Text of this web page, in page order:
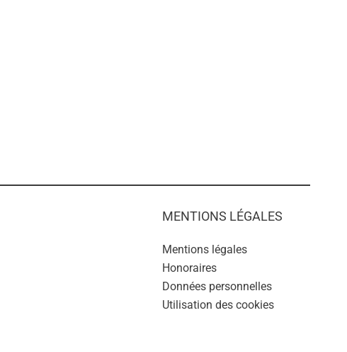
MENTIONS LÉGALES
Mentions légales
Honoraires
Données personnelles
Utilisation des cookies